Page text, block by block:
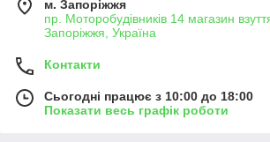
м. Запоріжжя
пр. Моторобудівників 14 магазин
Запоріжжя, Україна
Контакти
Сьогодні працює з 10:00 до 18:00
Показати весь графік роботи